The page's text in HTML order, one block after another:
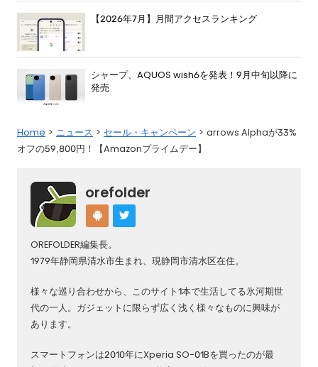
【2026年7月】月間アクセスランキング
シャープ、AQUOS wish6を発表！9月中旬以降に
発売
Home ニュース セール・キャンペーン
arrows Alphaが33%
オフの59,800円！【Amazonプライムデー】
orefolder
OREFOLDER編集長。
1979年静岡県清水市生まれ、現静岡市清水区在住。
様々な巡り合わせから、このサイト1本で生活してる氷河期世
代の一人。ガジェットに限らず広く浅く様々なものに興味が
あります。
スマートフォンは2010年にXperia SO-01Bを買ったのが最